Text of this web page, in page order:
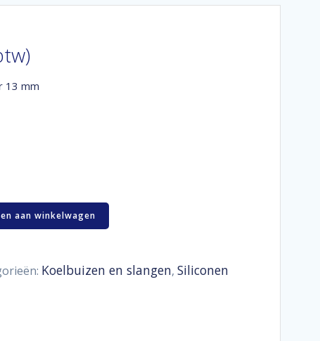
13 mm
aan winkelwagen
Koelbuizen en slangen, Siliconen